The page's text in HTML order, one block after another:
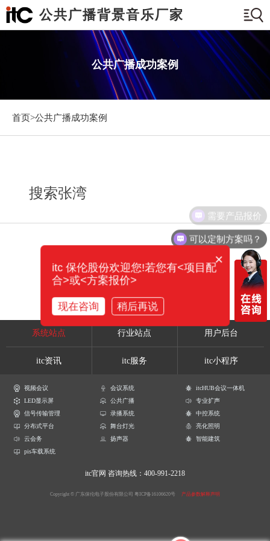
公共广播背景音乐厂家
公共广播成功案例
首页>公共广播成功案例
搜索张湾
系统站点 行业站点 用户后台
itc资讯 itc服务 itc小程序
视频会议 会议系统
itcHUB会议一体机
LED显示屏
公共广播
专业扩声
信号传输管理
录播系统
中控系统
分布式平台
舞台灯光
亮化照明
云会务
扬声器
智能建筑
pis车载系统
itc官网 咨询热线：400-991-2218
Copyright © 广东保伦电子股份有限公司 粤ICP备16106620号 产品参数解释声明
可以定制方案吗？
需要产品报价
×
itc 保伦股份欢迎您!若您有<项目配
合>或<方案报价>
现在咨询 稍后再说